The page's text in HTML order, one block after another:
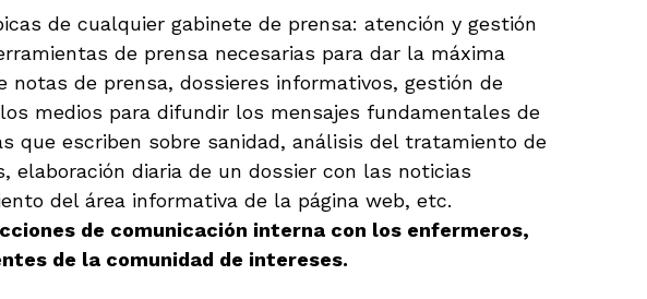
de cualquier gabinete de prensa: atención y gestión
de prensa necesarias para dar la máxima
notas de prensa, dossieres informativos, gestión de
medios para difundir los mensajes fundamentales de
que escriben sobre sanidad, análisis del tratamiento de
diaria de un dossier con las noticias
del área informativa de la página web, etc.
de comunicación interna con los enfermeros,
de la comunidad de intereses.